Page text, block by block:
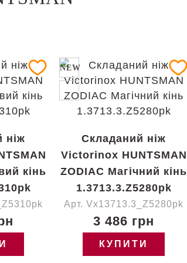
ніж
кінь
NEW
Складаний ніж
Victorinox HUNTSMAN
ZODIAC Магічний кінь
1.3713.3.Z5280pk
Арт. Vx13713.3_Z5280pk
3 486 грн
КУПИТИ